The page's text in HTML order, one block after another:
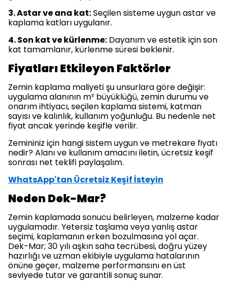
3. Astar ve ana kat:Seçilen sisteme uygun astar ve
kaplama katları uygulanır.
4. Son kat ve kürlenme: Dayanım ve estetik için son
kat tamamlanır, kürlenme süresi beklenir.
Fiyatları Etkileyen Faktörler
Zemin kaplama maliyeti şu unsurlara göre değişir:
uygulama alanının m² büyüklüğü, zemin durumu ve
onarım ihtiyacı, seçilen kaplama sistemi, katman
sayısı ve kalınlık, kullanım yoğunluğu. Bu nedenle net
fiyat ancak yerinde keşifle verilir.
Zemininiz için hangi sistem uygun ve metrekare fiyatı
nedir? Alanı ve kullanım amacını iletin, ücretsiz keşif
sonrası net teklifi paylaşalım.
WhatsApp'tan Ücretsiz Keşif İsteyin
Neden Dek-Mar?
Zemin kaplamada sonucu belirleyen, malzeme kadar
uygulamadır. Yetersiz taşlama veya yanlış astar
seçimi, kaplamanın erken bozulmasına yol açar.
Dek-Mar; 30 yılı aşkın saha tecrübesi, doğru yüzey
hazırlığı ve uzman ekibiyle uygulama hatalarının
önüne geçer, malzeme performansını en üst
seviyede tutar ve garantili sonuç sunar.